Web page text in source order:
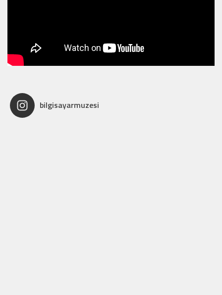
bilgisayarmuzesi